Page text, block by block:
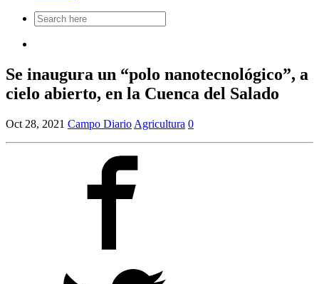
Search
for:
Se inaugura un “polo nanotecnológico”, a
cielo abierto, en la Cuenca del Salado
Oct 28, 2021 Campo Diario Agricultura 0